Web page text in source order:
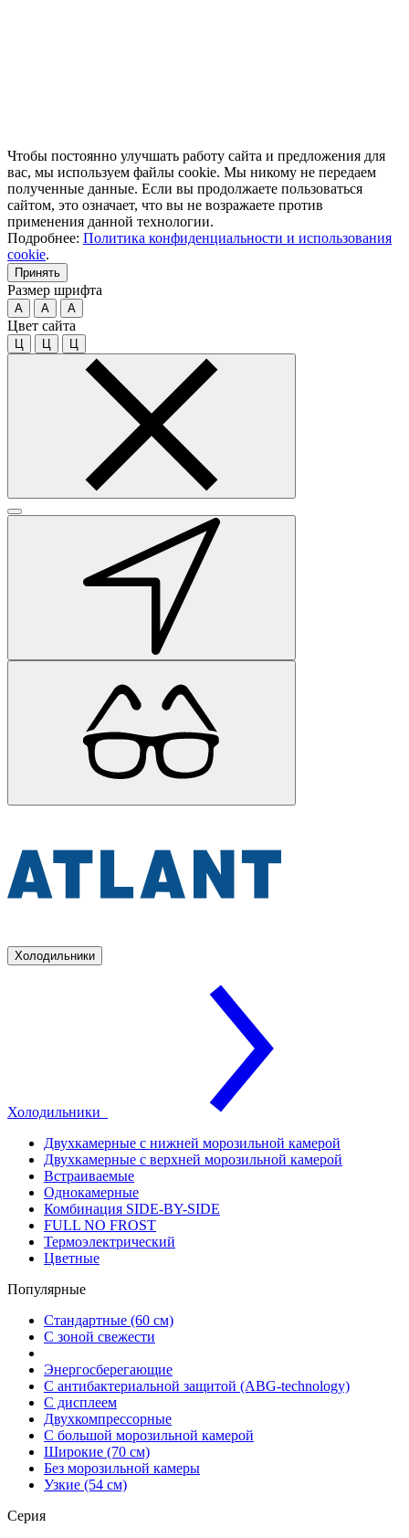
Чтобы постоянно улучшать работу сайта и предложения для
вас, мы используем файлы cookie. Мы никому не передаем
полученные данные. Если вы продолжаете пользоваться
сайтом, это означает, что вы не возражаете против
применения данной технологии.
Подробнее: Политика конфиденциальности и использования
cookie.
Принять
Размер шрифта
A A A
Цвет сайта
Ц Ц Ц
Холодильники
Холодильники
Двухкамерные с нижней морозильной камерой
Двухкамерные с верхней морозильной камерой
Встраиваемые
Однокамерные
Комбинация SIDE-BY-SIDE
FULL NO FROST
Термоэлектрический
Цветные
Популярные
Стандартные (60 см)
С зоной свежести
Энергосберегающие
С антибактериальной защитой (ABG-technology)
С дисплеем
Двухкомпрессорные
С большой морозильной камерой
Широкие (70 см)
Без морозильной камеры
Узкие (54 см)
Серия